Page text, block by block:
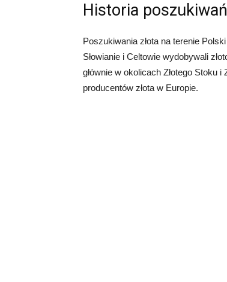
Historia
Poszukiwania złota na terenie
Słowianie i Celtowie wydobywali
głównie w okolicach Złotego Stoku
producentów złota w Europie.